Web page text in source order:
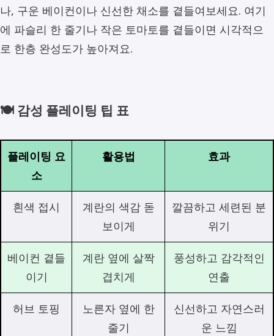
나, 구운 베이컨이나 신선한 채소를 곁들여보세요. 여기
에 파슬리 한 줄기나 작은 토마토를 곁들이면 시각적으
로 한층 완성도가 높아져요.
🍽️ 감성 플레이팅 팁 표
플레이팅 요
소
활용법 효과
흰색 접시
계란의 색감 돋
보이게
깔끔하고 세련된 분
위기
베이컨 곁들
이기
계란 옆에 살짝
겹치게
풍성하고 감각적인
연출
허브 토핑
노른자 옆에 한
줄기
신선하고 자연스러
운 느낌